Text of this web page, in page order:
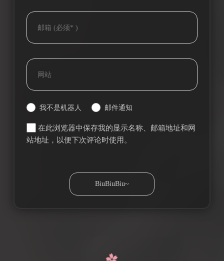
我不是机器人 邮件通知
在此浏览器中保存我的显示名称、邮箱地址和网
站地址，以便下次评论时使用。